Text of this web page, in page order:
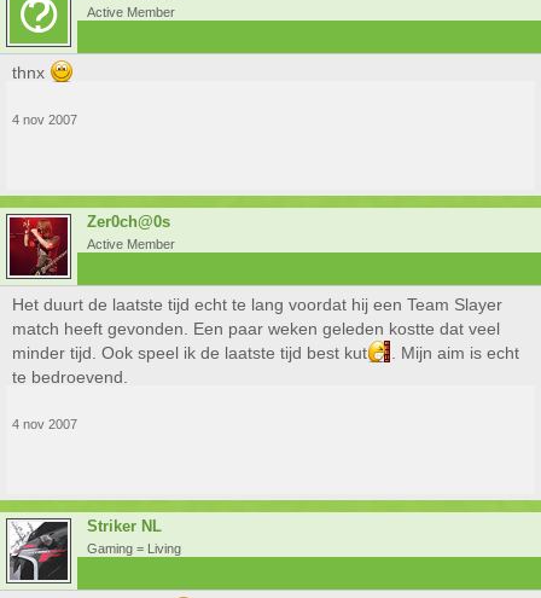
Active Member
thnx
4 nov 2007
Zer0ch@0s
Active Member
Het duurt de laatste tijd echt te lang voordat hij een Team Slayer
match heeft gevonden. Een paar weken geleden kostte dat veel
minder tijd. Ook speel ik de laatste tijd best kut
. Mijn aim is echt
te bedroevend.
4 nov 2007
Striker NL
Gaming = Living